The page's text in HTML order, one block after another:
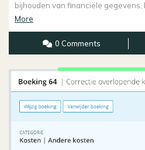
bijhouden van financiële gegevens,
More
More
0 Comments